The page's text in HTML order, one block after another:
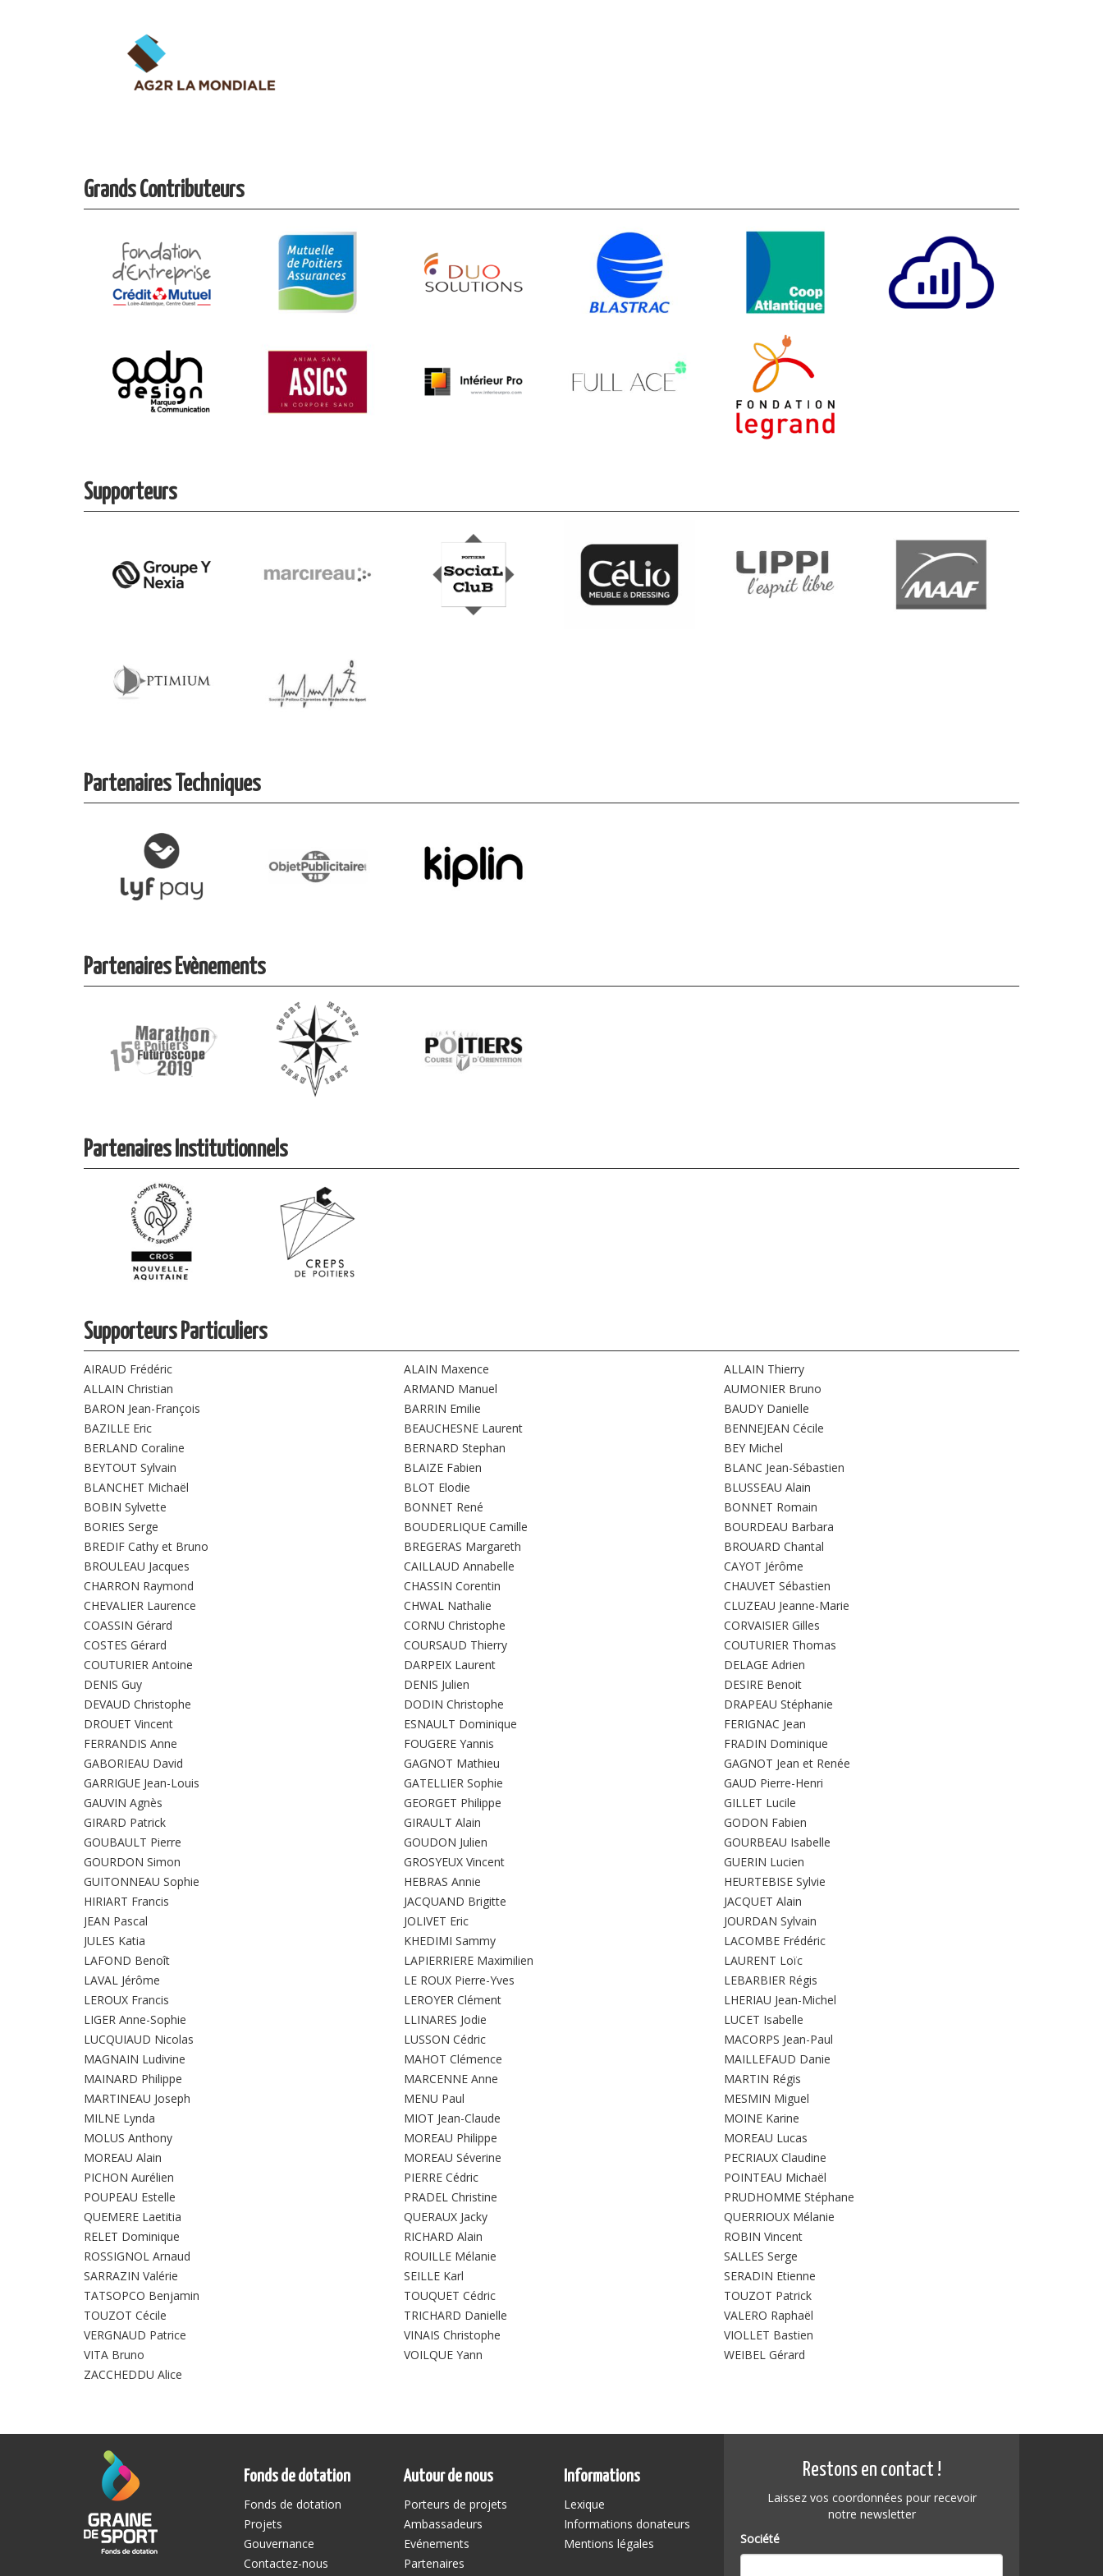
Grands Contributeurs
Supporteurs
Partenaires Techniques
Partenaires Evènements
Partenaires Institutionnels
Supporteurs Particuliers
AIRAUD Frédéric ALAIN Maxence
ALLAIN Thierry
ALLAIN Christian
ARMAND Manuel
AUMONIER Bruno
BARON Jean-François
BARRIN Emilie
BAUDY Danielle
BAZILLE Eric
BEAUCHESNE Laurent
BENNEJEAN Cécile
BERLAND Coraline
BERNARD Stephan
BEY Michel
BEYTOUT Sylvain
BLAIZE Fabien
BLANC Jean-Sébastien
BLANCHET Michaël
BLOT Elodie
BLUSSEAU Alain
BOBIN Sylvette
BONNET René
BONNET Romain
BORIES Serge
BOUDERLIQUE Camille
BOURDEAU Barbara
BREDIF Cathy et Bruno
BREGERAS Margareth
BROUARD Chantal
BROULEAU Jacques
CAILLAUD Annabelle
CAYOT Jérôme
CHARRON Raymond
CHASSIN Corentin
CHAUVET Sébastien
CHEVALIER Laurence
CHWAL Nathalie
CLUZEAU Jeanne-Marie
COASSIN Gérard
CORNU Christophe
CORVAISIER Gilles
COSTES Gérard
COURSAUD Thierry
COUTURIER Thomas
COUTURIER Antoine
DARPEIX Laurent
DELAGE Adrien
DENIS Guy
DENIS Julien
DESIRE Benoit
DEVAUD Christophe
DODIN Christophe
DRAPEAU Stéphanie
DROUET Vincent
ESNAULT Dominique
FERIGNAC Jean
FERRANDIS Anne
FOUGERE Yannis
FRADIN Dominique
GABORIEAU David
GAGNOT Mathieu
GAGNOT Jean et Renée
GARRIGUE Jean-Louis
GATELLIER Sophie
GAUD Pierre-Henri
GAUVIN Agnès
GEORGET Philippe
GILLET Lucile
GIRARD Patrick
GIRAULT Alain
GODON Fabien
GOUBAULT Pierre
GOUDON Julien
GOURBEAU Isabelle
GOURDON Simon
GROSYEUX Vincent
GUERIN Lucien
GUITONNEAU Sophie
HEBRAS Annie
HEURTEBISE Sylvie
HIRIART Francis
JACQUAND Brigitte
JACQUET Alain
JEAN Pascal
JOLIVET Eric
JOURDAN Sylvain
JULES Katia
KHEDIMI Sammy
LACOMBE Frédéric
LAFOND Benoît
LAPIERRIERE Maximilien
LAURENT Loïc
LAVAL Jérôme
LE ROUX Pierre-Yves
LEBARBIER Régis
LEROUX Francis
LEROYER Clément
LHERIAU Jean-Michel
LIGER Anne-Sophie
LLINARES Jodie
LUCET Isabelle
LUCQUIAUD Nicolas
LUSSON Cédric
MACORPS Jean-Paul
MAGNAIN Ludivine
MAHOT Clémence
MAILLEFAUD Danie
MAINARD Philippe
MARCENNE Anne
MARTIN Régis
MARTINEAU Joseph
MENU Paul
MESMIN Miguel
MILNE Lynda
MIOT Jean-Claude
MOINE Karine
MOLUS Anthony
MOREAU Philippe
MOREAU Lucas
MOREAU Alain
MOREAU Séverine
PECRIAUX Claudine
PICHON Aurélien
PIERRE Cédric
POINTEAU Michaël
POUPEAU Estelle
PRADEL Christine
PRUDHOMME Stéphane
QUEMERE Laetitia
QUERAUX Jacky
QUERRIOUX Mélanie
RELET Dominique
RICHARD Alain
ROBIN Vincent
ROSSIGNOL Arnaud
ROUILLE Mélanie
SALLES Serge
SARRAZIN Valérie
SEILLE Karl
SERADIN Etienne
TATSOPCO Benjamin
TOUQUET Cédric
TOUZOT Patrick
TOUZOT Cécile
TRICHARD Danielle
VALERO Raphaël
VERGNAUD Patrice
VINAIS Christophe
VIOLLET Bastien
VITA Bruno
VOILQUE Yann
WEIBEL Gérard
ZACCHEDDU Alice
Fonds de dotation
Fonds de dotation
Projets
Gouvernance
Contactez-nous
Autour de nous
Porteurs de projets
Ambassadeurs
Evénements
Partenaires
Informations
Lexique
Informations donateurs
Mentions légales
Restons en contact !
Laissez vos coordonnées pour recevoir
notre newsletter
Société